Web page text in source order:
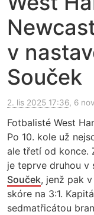
v
Souček
2. lis 2025 17:36, 6
Fotbalisté West
Po 10. kole už
ale třetí od konce.
je teprve druhou v
Souček, jenž pak
skóre na 3:1.
sedmatřicátou